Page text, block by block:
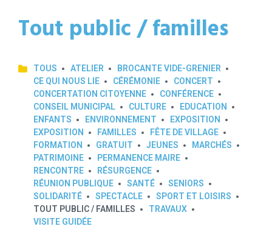
Tout public / familles
TOUS ATELIER
BROCANTE VIDE-GRENIER
CE QUI NOUS LIE
CÉRÉMONIE
CONCERT
CONCERTATION CITOYENNE
CONFÉRENCE
CONSEIL MUNICIPAL
CULTURE
EDUCATION
ENFANTS
ENVIRONNEMENT
EXPOSITION
EXPOSITION
FAMILLES
FÊTE DE VILLAGE
FORMATION
GRATUIT JEUNES
MARCHÉS
PATRIMOINE
PERMANENCE MAIRE
RENCONTRE
RÉSURGENCE
RÉUNION PUBLIQUE
SANTÉ
SENIORS
SOLIDARITÉ
SPECTACLE
SPORT ET LOISIRS
TOUT PUBLIC / FAMILLES
TRAVAUX
VISITE GUIDÉE